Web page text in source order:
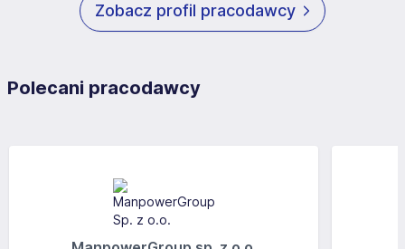
Zobacz profil pracodawcy
Polecani pracodawcy